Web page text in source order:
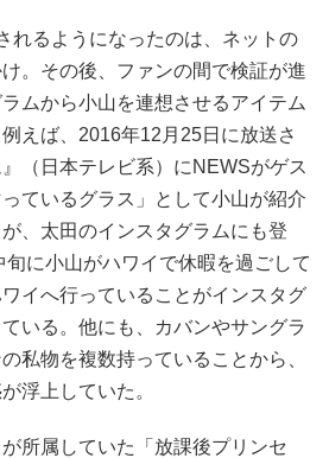
れるようになったのは、ネットの
。その後、ファンの間で検証が進
ムから小山を連想させるアイテム
えば、2016年12月25日に放送さ
（日本テレビ系）にNEWSがゲス
ているグラス」として小山が紹介
、太田のインスタグラムにも登
に小山がハワイで休暇を過ごして
イへ行っていることがインスタグ
いる。他にも、カバンやサングラ
私物を複数持っていることから、
浮上していた。
所属していた「放課後プリンセ